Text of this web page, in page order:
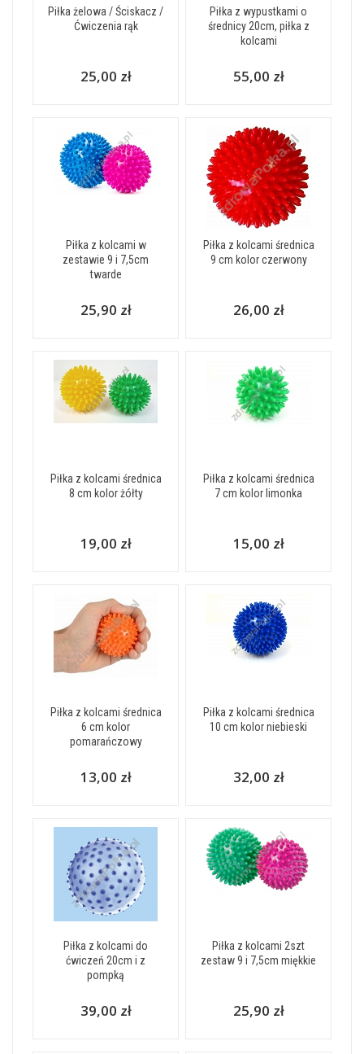
Piłka żelowa / Ściskacz /
Ćwiczenia rąk
25,00 zł
Piłka z wypustkami o
średnicy 20cm, piłka z
kolcami
55,00 zł
Piłka z kolcami w
zestawie 9 i 7,5cm
twarde
25,90 zł
Piłka z kolcami średnica
9 cm kolor czerwony
26,00 zł
Piłka z kolcami średnica
8 cm kolor żółty
19,00 zł
Piłka z kolcami średnica
7 cm kolor limonka
15,00 zł
Piłka z kolcami średnica
6 cm kolor
pomarańczowy
13,00 zł
Piłka z kolcami średnica
10 cm kolor niebieski
32,00 zł
Piłka z kolcami do
ćwiczeń 20cm i z
pompką
39,00 zł
Piłka z kolcami 2szt
zestaw 9 i 7,5cm miękkie
25,90 zł